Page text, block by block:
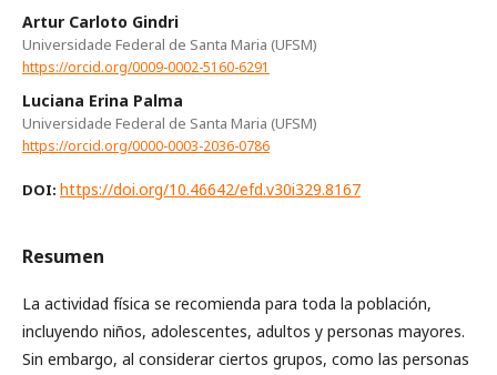
Artur Carloto Gindri
Universidade Federal de Santa Maria (UFSM)
https://orcid.org/0009-0002-5160-6291
Luciana Erina Palma
Universidade Federal de Santa Maria (UFSM)
https://orcid.org/0000-0003-2036-0786
DOI: https://doi.org/10.46642/efd.v30i329.8167
Resumen
La actividad física se recomienda para toda la población,
incluyendo niños, adolescentes, adultos y personas mayores.
Sin embargo, al considerar ciertos grupos, como las personas